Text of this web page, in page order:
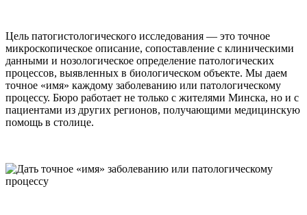
Цель патогистологического исследования — это точное
микроскопическое описание, сопоставление с клиническими
данными и нозологическое определение патологических
процессов, выявленных в биологическом объекте. Мы даем
точное «имя» каждому заболеванию или патологическому
процессу. Бюро работает не только с жителями Минска, но и с
пациентами из других регионов, получающими медицинскую
помощь в столице.